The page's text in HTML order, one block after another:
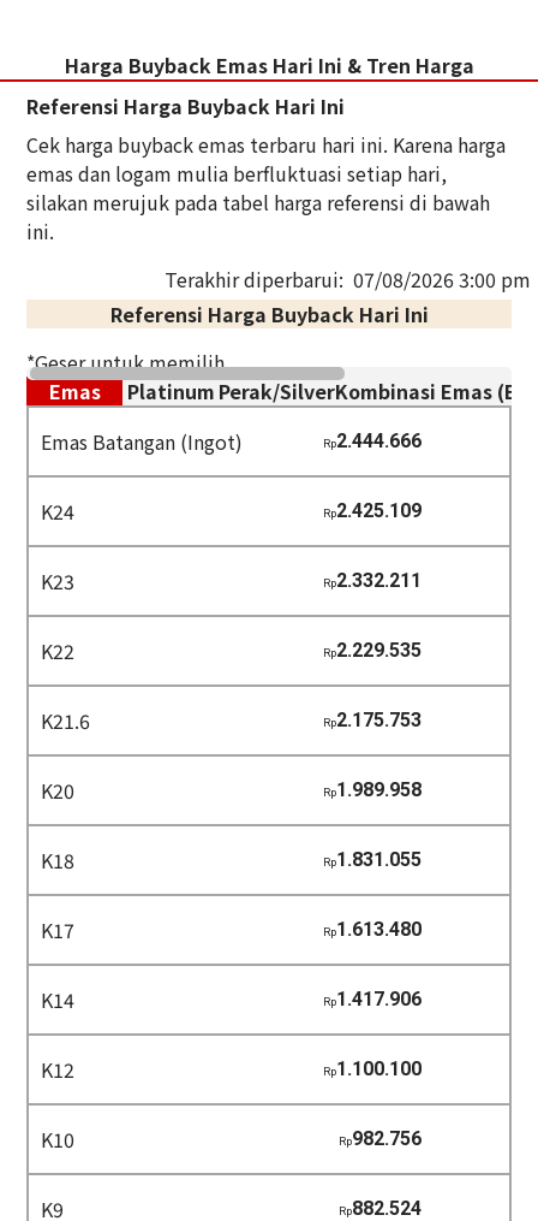
Harga Buyback Emas Hari Ini & Tren Harga
Referensi Harga Buyback Hari Ini
Cek harga buyback emas terbaru hari ini. Karena harga
emas dan logam mulia berfluktuasi setiap hari,
silakan merujuk pada tabel harga referensi di bawah
ini.
Terakhir diperbarui: 07/08/2026 3:00 pm
Referensi Harga Buyback Hari Ini
*Geser untuk memilih.
Emas
Platinum Perak/SilverKombinasi Emas
Emas Batangan (Ingot)
Rp2.444.666
K24 Rp2.425.109
K23 Rp2.332.211
K22 Rp2.229.535
K21.6 Rp2.175.753
K20 Rp1.989.958
K18 Rp1.831.055
K17 Rp1.613.480
K14 Rp1.417.906
K12 Rp1.100.100
K10 Rp982.756
K9 Rp882.524